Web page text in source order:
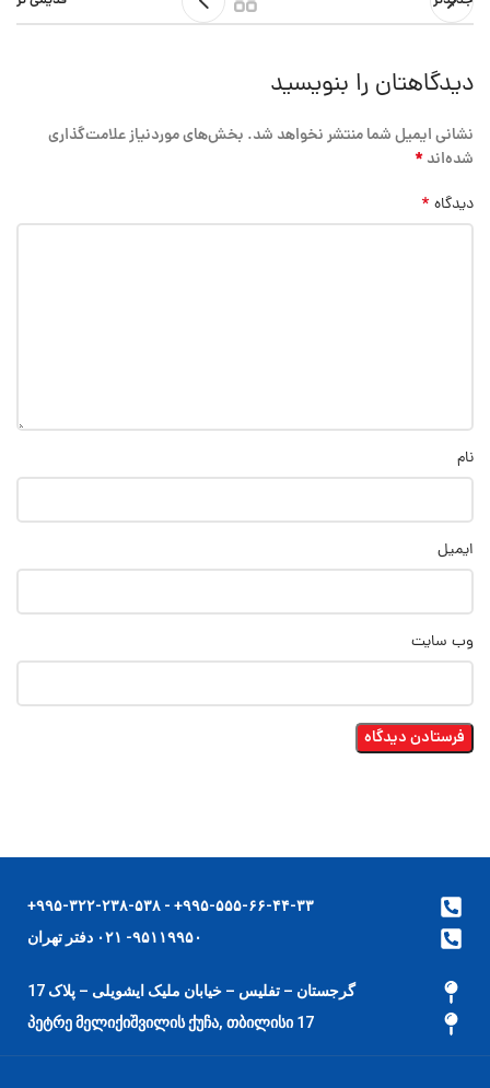
دیدگاهتان را بنویسید
نشانی ایمیل شما منتشر نخواهد شد. بخش‌های موردنیاز علامت‌گذاری
شده‌اند*
دیدگاه *
نام
ایمیل
وب‌ سایت
۹۹۵-۵۵۵-۶۶-۴۴-۳۳+ - ۹۹۵-۳۲۲-۲۳۸-۵۳۸+
۹۵۱۱۹۹۵۰- ۰۲۱ دفتر تهران
گرجستان – تفلیس – خیابان ملیک ایشویلی – پلاک 17
17 პეტრე მელიქიშვილის ქუჩა, თბილისი